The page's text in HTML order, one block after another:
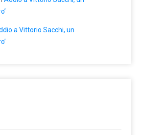
a Vittorio Sacchi, un